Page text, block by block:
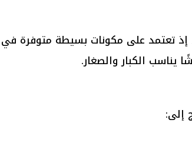
إذ تعتمد على مكونات بسيطة متوفرة في
الكبار والصغار.
إلى: